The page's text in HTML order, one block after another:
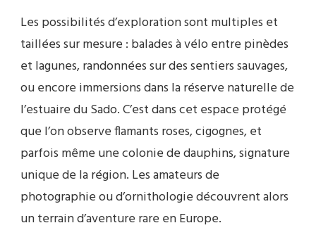
Les possibilités d’exploration sont multiples et
taillées sur mesure : balades à vélo entre pinèdes
et lagunes, randonnées sur des sentiers sauvages,
ou encore immersions dans la réserve naturelle de
l’estuaire du Sado. C’est dans cet espace protégé
que l’on observe flamants roses, cigognes, et
parfois même une colonie de dauphins, signature
unique de la région. Les amateurs de
photographie ou d’ornithologie découvrent alors
un terrain d’aventure rare en Europe.